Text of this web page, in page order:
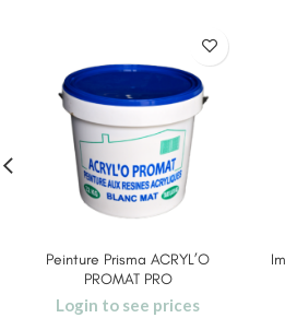
Peinture Prisma ACRYL’O
PROMAT PRO
Login to see prices